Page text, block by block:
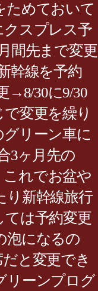
ためておいて
クスプレス予
間先まで変更
幹線を予約
→8/30に9/30
変更を繰り
リーン車に
3ヶ月先の
これでお盆や
り新幹線旅行
ては予約変更
泡になるの
と変更でき
リーンプログ